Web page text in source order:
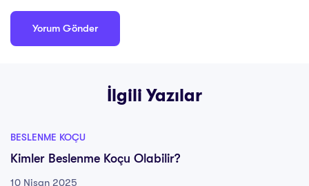
İlgili Yazılar
BESLENME KOÇU
Kimler Beslenme Koçu Olabilir?
10 Nisan 2025